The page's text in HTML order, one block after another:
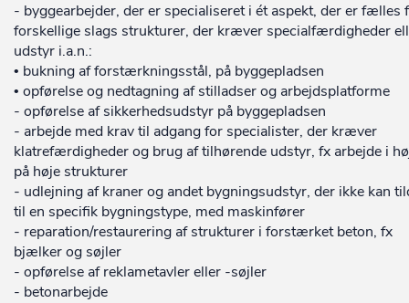
- byggearbejder, der er specialiseret i ét aspekt, der er fælles
forskellige slags strukturer, der kræver specialfærdigheder
udstyr i.a.n.:
• bukning af forstærkningsstål, på byggepladsen
• opførelse og nedtagning af stilladser og arbejdsplatforme
- opførelse af sikkerhedsudstyr på byggepladsen
- arbejde med krav til adgang for specialister, der kræver
klatrefærdigheder og brug af tilhørende udstyr, fx arbejde i
på høje strukturer
- udlejning af kraner og andet bygningsudstyr, der ikke kan
til en specifik bygningstype, med maskinfører
- reparation/restaurering af strukturer i forstærket beton, fx
bjælker og søjler
- opførelse af reklametavler eller -søjler
- betonarbejde